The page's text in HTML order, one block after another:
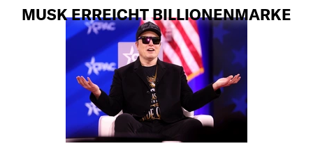
MUSK ERREICHT BILLIONENMARKE